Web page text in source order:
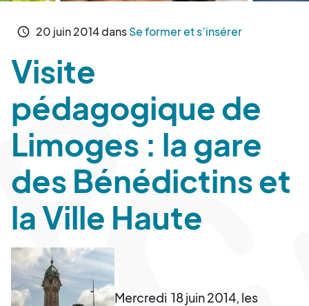
schedule 20 juin2014dansSe former et s’insérer
Visite
pédagogique de
Limoges : la gare
des Bénédictins et
la Ville Haute
Mercredi 18 juin 2014, les